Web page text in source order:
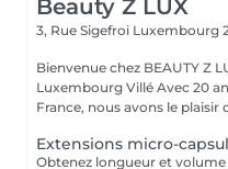
Beauty Z LUX
3, Rue Sigefroi Luxembourg
Bienvenue chez BEAUTY Z
Luxembourg Villé Avec 20 ans d'expérience en Russie et en
France, nous avons le plaisir
Extensions micro-